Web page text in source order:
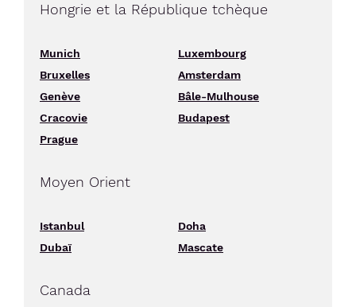
Hongrie et la République tchèque
Munich
Luxembourg
Bruxelles
Amsterdam
Genève
Bâle-Mulhouse
Cracovie
Budapest
Prague
Moyen Orient
Istanbul
Doha
Dubaï
Mascate
Canada